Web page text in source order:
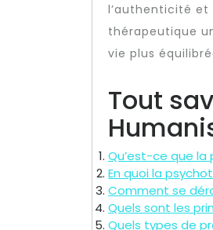
l’authenticité et
thérapeutique
vie plus
Tout
Qu’est-ce que
En quoi la
Comment se
Quels sont les
Quels types de